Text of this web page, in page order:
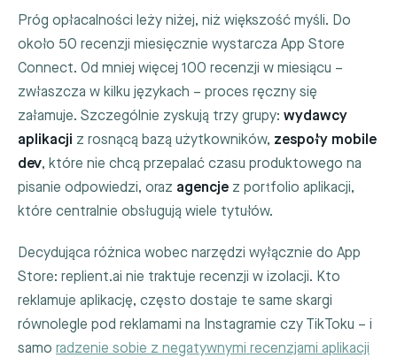
Próg opłacalności leży niżej, niż większość myśli. Do
około 50 recenzji miesięcznie wystarcza App Store
Connect. Od mniej więcej 100 recenzji w miesiącu –
zwłaszcza w kilku językach – proces ręczny się
załamuje. Szczególnie zyskują trzy grupy: wydawcy
aplikacji z rosnącą bazą użytkowników, zespoły mobile
dev, które nie chcą przepalać czasu produktowego na
pisanie odpowiedzi, oraz agencje z portfolio aplikacji,
które centralnie obsługują wiele tytułów.
Decydująca różnica wobec narzędzi wyłącznie do App
Store: replient.ai nie traktuje recenzji w izolacji. Kto
reklamuje aplikację, często dostaje te same skargi
równolegle pod reklamami na Instagramie czy TikToku – i
samo radzenie sobie z negatywnymi recenzjami aplikacji